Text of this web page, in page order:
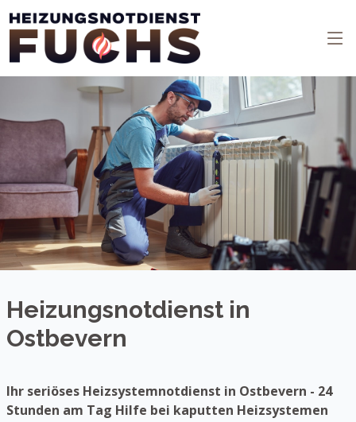
Heizungsnotdienst in
Ostbevern
Ihr seriöses Heizsystemnotdienst in Ostbevern - 24
Stunden am Tag Hilfe bei kaputten Heizsystemen